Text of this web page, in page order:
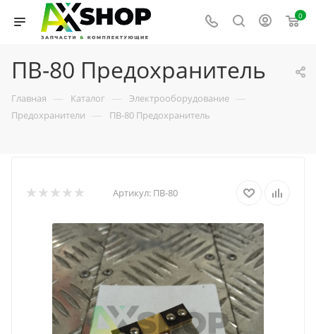
0
ПВ-80 Предохранитель
Главная — Каталог — Электрооборудование —
Предохранители — ПВ-80 Предохранитель
Артикул: ПВ-80